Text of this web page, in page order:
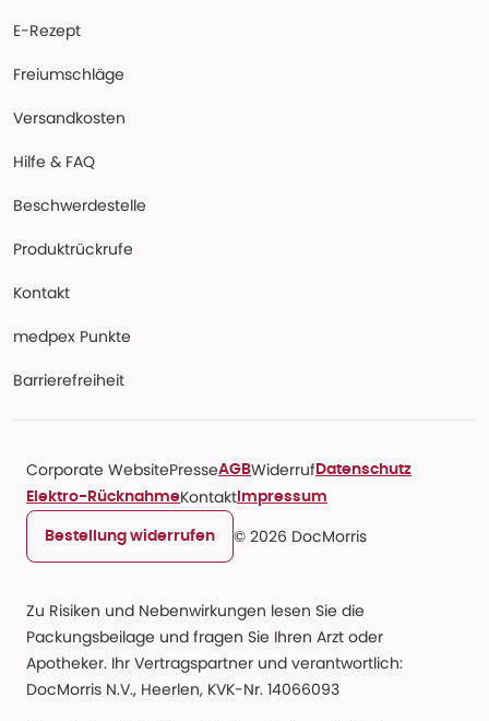
E-Rezept
Freiumschläge
Versandkosten
Hilfe & FAQ
Beschwerdestelle
Produktrückrufe
Kontakt
medpex Punkte
Barrierefreiheit
Corporate WebsitePresseAGBWiderruf Datenschutz
Elektro-RücknahmeKontakt Impressum
Bestellung widerrufen © 2026 DocMorris
Zu Risiken und Nebenwirkungen lesen Sie die
Packungsbeilage und fragen Sie Ihren Arzt oder
Apotheker. Ihr Vertragspartner und verantwortlich:
DocMorris N.V., Heerlen, KVK-Nr. 14066093